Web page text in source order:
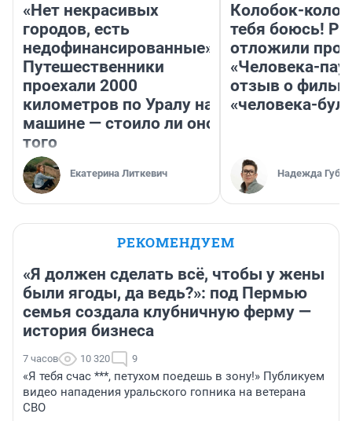
«Нет некрасивых
городов, есть
недофинансированные».
Путешественники
проехали 2000
километров по Уралу на
машине — стоило ли оно
того
Екатерина Литкевич
Колобок-
тебя боюсь!
отложили
«Человека-
отзыв о
«человека-
Надежда
РЕКОМЕНДУЕМ
«Я должен сделать всё, чтобы у жены
были ягоды, да ведь?»: под Пермью
семья создала клубничную ферму —
история бизнеса
7 часов 10 320 9
«Я тебя счас ***, петухом поедешь в зону!» Публикуем
видео нападения уральского гопника на ветерана
СВО